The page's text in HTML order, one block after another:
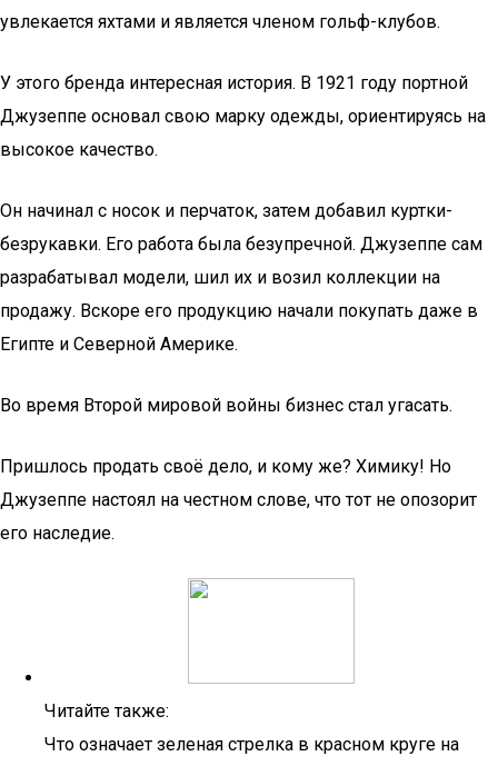
увлекается яхтами и является членом гольф-клубов.
У этого бренда интересная история. В 1921 году портной
Джузеппе основал свою марку одежды, ориентируясь на
высокое качество.
Он начинал с носок и перчаток, затем добавил куртки-
безрукавки. Его работа была безупречной. Джузеппе сам
разрабатывал модели, шил их и возил коллекции на
продажу. Вскоре его продукцию начали покупать даже в
Египте и Северной Америке.
Во время Второй мировой войны бизнес стал угасать.
Пришлось продать своё дело, и кому же? Химику! Но
Джузеппе настоял на честном слове, что тот не опозорит
его наследие.
Читайте также:
Что означает зеленая стрелка в красном круге на